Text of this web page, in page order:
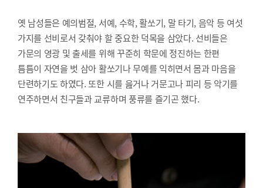
옛 남성들은 예의범절, 서예, 수학, 활쏘기, 말 타기, 음악 등 여섯
가지를 선비로서 갖춰야 할 중요한 덕목을 삼았다. 선비들은
가문의 영광 및 출세를 위해 꾸준히 학문에 정진하는 한편
틈틈이 자연을 벗 삼아 활쏘기나 무예를 익히면서 몸과 마음을
단련하기도 하였다. 또한 시를 읊거나 거문고나 피리 등 악기를
연주하면서 친구들과 교류하며 풍류를 즐기곤 했다.